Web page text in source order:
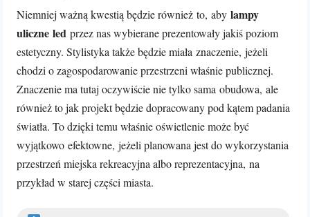
Niemniej ważną kwestią będzie również to, aby lampy
uliczne led przez nas wybierane prezentowały jakiś poziom
estetyczny. Stylistyka także będzie miała znaczenie, jeżeli
chodzi o zagospodarowanie przestrzeni właśnie publicznej.
Znaczenie ma tutaj oczywiście nie tylko sama obudowa, ale
również to jak projekt będzie dopracowany pod kątem padania
światła. To dzięki temu właśnie oświetlenie może być
wyjątkowo efektowne, jeżeli planowana jest do wykorzystania
przestrzeń miejska rekreacyjna albo reprezentacyjna, na
przykład w starej części miasta.